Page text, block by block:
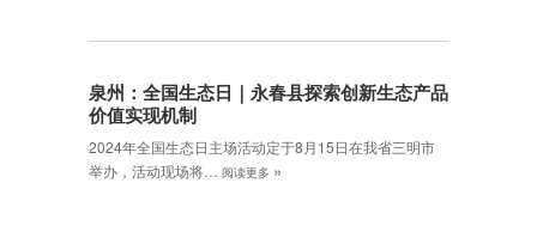
泉州：全国生态日｜永春县探索创新生态产品
价值实现机制
2024年全国生态日主场活动定于8月15日在我省三明市
举办，活动现场将…
阅读更多 »